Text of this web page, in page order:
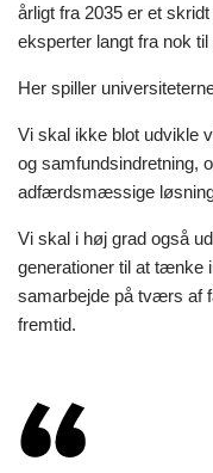
årligt fra 2035 er et
eksperter langt fra nok
Her spiller
Vi skal ikke blot udvikle
og samfundsindretning,
adfærdsmæssige
Vi skal i høj grad også
generationer til at tænke
samarbejde på tværs af
fremtid.